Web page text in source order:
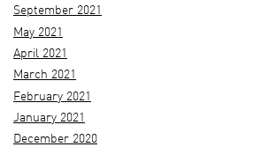
September 2021
May 2021
April 2021
March 2021
February 2021
January 2021
December 2020